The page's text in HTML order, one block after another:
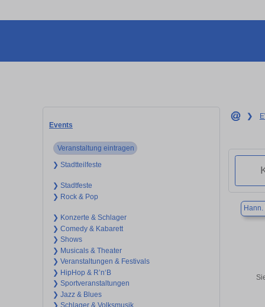
Events
Veranstaltung eintragen
❯ Stadtteilfeste
❯ Stadtfeste
❯ Rock & Pop
❯ Konzerte & Schlager
❯ Comedy & Kabarett
❯ Shows
❯ Musicals & Theater
❯ Veranstaltungen & Festivals
❯ HipHop & R’n‘B
❯ Sportveranstaltungen
❯ Jazz & Blues
❯ Schlager & Volksmusik
❯